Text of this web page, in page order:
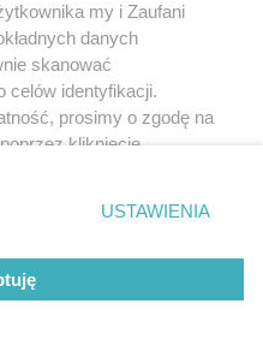
my i Zaufani
danych
skanować
celów identyfikacji.
prosimy o zgodę na
kliknięcie
ustawień prywatności
rogu strony
wymagają zgody
się takiemu
miały zastosowanie tylko
USTAWIENIA